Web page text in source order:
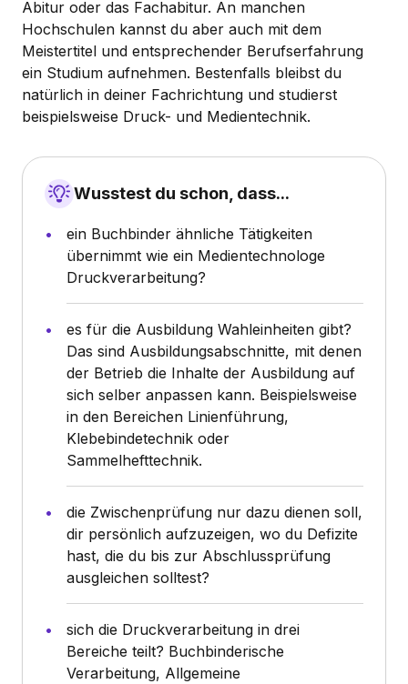
Abitur oder das Fachabitur. An manchen
Hochschulen kannst du aber auch mit dem
Meistertitel und entsprechender Berufserfahrung
ein Studium aufnehmen. Bestenfalls bleibst du
natürlich in deiner Fachrichtung und studierst
beispielsweise Druck- und Medientechnik.
Wusstest du schon, dass...
ein Buchbinder ähnliche Tätigkeiten
übernimmt wie ein Medientechnologe
Druckverarbeitung?
es für die Ausbildung Wahleinheiten gibt?
Das sind Ausbildungsabschnitte, mit denen
der Betrieb die Inhalte der Ausbildung auf
sich selber anpassen kann. Beispielsweise
in den Bereichen Linienführung,
Klebebindetechnik oder
Sammelhefttechnik.
die Zwischenprüfung nur dazu dienen soll,
dir persönlich aufzuzeigen, wo du Defizite
hast, die du bis zur Abschlussprüfung
ausgleichen solltest?
sich die Druckverarbeitung in drei
Bereiche teilt? Buchbinderische
Verarbeitung, Allgemeine